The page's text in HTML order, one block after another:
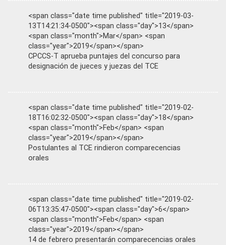
<span class="date time published" title="2019-03-
13T14:21:34-0500"><span class="day">13</span>
<span class="month">Mar</span> <span
class="year">2019</span></span>
CPCCS-T aprueba puntajes del concurso para
designación de jueces y juezas del TCE
<span class="date time published" title="2019-02-
18T16:02:32-0500"><span class="day">18</span>
<span class="month">Feb</span> <span
class="year">2019</span></span>
Postulantes al TCE rindieron comparecencias
orales
<span class="date time published" title="2019-02-
06T13:35:47-0500"><span class="day">6</span>
<span class="month">Feb</span> <span
class="year">2019</span></span>
14 de febrero presentarán comparecencias orales